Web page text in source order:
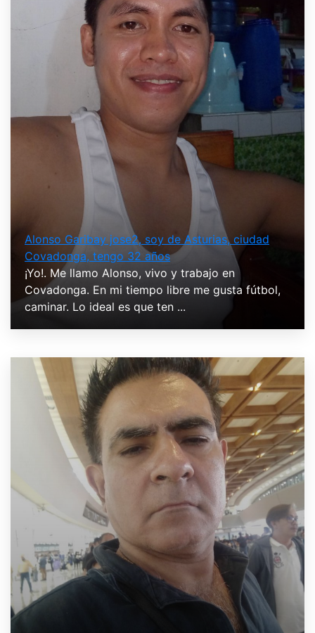
Alonso Garibay jose2, soy de Asturias, ciudad
Covadonga, tengo 32 años
¡Yo!. Me llamo Alonso, vivo y trabajo en
Covadonga. En mi tiempo libre me gusta fútbol,
caminar. Lo ideal es que ten ...